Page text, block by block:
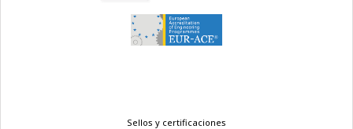
Sellos y certificaciones